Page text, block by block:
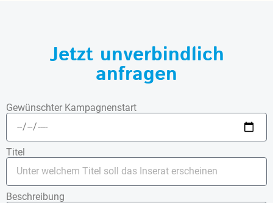
Jetzt unverbindlich
anfragen
Gewünschter Kampagnenstart
Titel
Beschreibung